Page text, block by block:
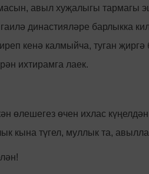
авыл хуҗалыгы тармагы
династияләре барлыкка
кенә калмыйча, туган
ихтирамга лаек.
өлешегез өчен ихлас
кына түгел, муллык та,